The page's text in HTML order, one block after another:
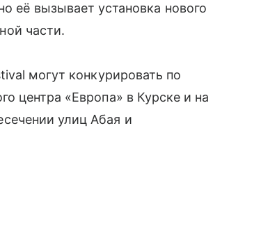
её вызывает установка нового
части.
могут конкурировать по
центра «Европа» в Курске и на
улиц Абая и